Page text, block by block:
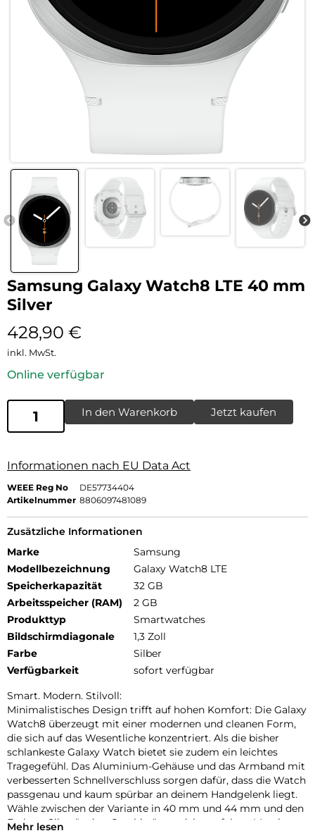
Samsung Galaxy Watch8 LTE 40 mm
Silver
428,90 €
inkl. MwSt.
Online verfügbar
In den Warenkorb Jetzt kaufen
Informationen nach EU Data Act
WEEE Reg No
DE57734404
Artikelnummer 8806097481089
Zusätzliche Informationen
Marke
Samsung
Modellbezeichnung
Galaxy Watch8 LTE
Speicherkapazität
32 GB
Arbeitsspeicher (RAM)
2 GB
Produkttyp
Smartwatches
Bildschirmdiagonale
1,3 Zoll
Farbe
Silber
Verfügbarkeit
sofort verfügbar
Smart. Modern. Stilvoll:
Minimalistisches Design trifft auf hohen Komfort: Die Galaxy
Watch8 überzeugt mit einer modernen und cleanen Form,
die sich auf das Wesentliche konzentriert. Als die bisher
schlankeste Galaxy Watch bietet sie zudem ein leichtes
Tragegefühl. Das Aluminium-Gehäuse und das Armband mit
verbesserten Schnellverschluss sorgen dafür, dass die Watch
passgenau und kaum spürbar an deinem Handgelenk liegt.
Wähle zwischen der Variante in 40 mm und 44 mm und den
Farben „Silver“ oder „Graphite“, um dein perfektes Match zu
Mehr lesen